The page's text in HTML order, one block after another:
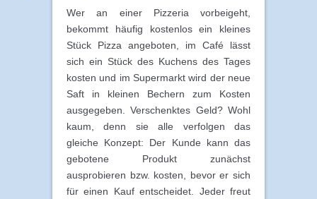
Wer an einer Pizzeria vorbeigeht,
bekommt häufig kostenlos ein kleines
Stück Pizza angeboten, im Café lässt
sich ein Stück des Kuchens des Tages
kosten und im Supermarkt wird der neue
Saft in kleinen Bechern zum Kosten
ausgegeben. Verschenktes Geld? Wohl
kaum, denn sie alle verfolgen das
gleiche Konzept: Der Kunde kann das
gebotene Produkt zunächst
ausprobieren bzw. kosten, bevor er sich
für einen Kauf entscheidet. Jeder freut